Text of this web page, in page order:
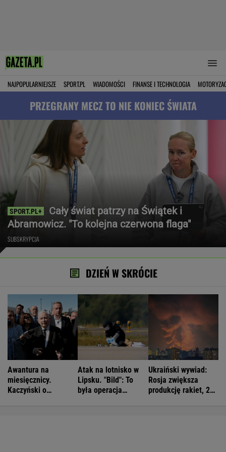
NAJPOPULARNIEJSZE SPORT.PL WIADOMOŚCI FINANSE I TECHNOLOGIA
PRZEGRANY MECZ TO NIE KONIEC ŚWIATA
Cały świat patrzy na Świątek i
Abramowicz. "To kolejna czerwona flaga"
SUBSKRYPCJA
DZIEŃ W SKRÓCIE
Awantura na
miesięcznicy.
Kaczyński o
Atak na lotnisko w
Lipsku. "Bild": To
była operacja
Ukraiński wywiad:
Rosja zwiększa
produkcję rakiet, 200